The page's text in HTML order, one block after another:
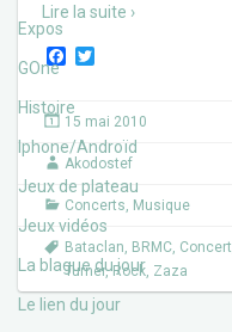
Expos
GOne
Histoire
Iphone/Androïd
Jeux de plateau
Jeux vidéos
La blague du jour
Le lien du jour
Lire la suite ›
F
e
b
o
o
k
t
e
r
15 mai 2010
Akodostef
Concerts, Musique
Bataclan, BRMC, Concert
Turner,Rock, Zaza